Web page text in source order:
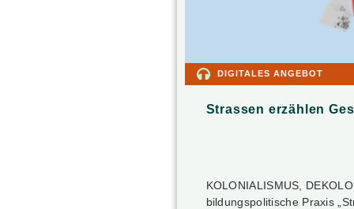
DIGITALES ANGEBOT
Strassen erzählen
KOLONIALISMUS,
bildungspolitische Praxis